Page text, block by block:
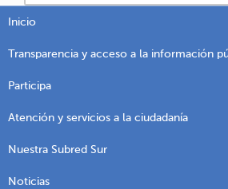
Inicio
Transparencia y acceso a la información
Participa
Atención y servicios a la ciudadanía
Nuestra Subred Sur
Noticias